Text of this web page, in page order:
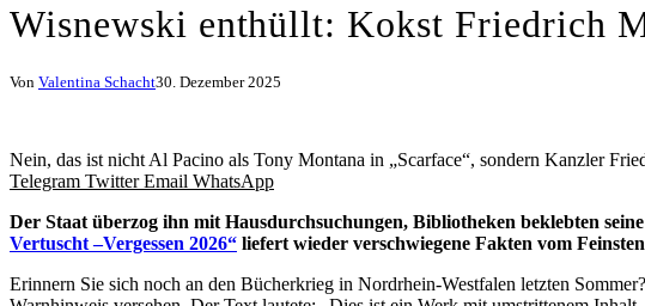
Wisnewski enthüllt: Kokst Friedrich
Von Valentina Schacht30. Dezember 2025
Nein, das ist nicht Al Pacino als Tony Montana in „Scarface“, sondern Kanzler
Telegram Twitter Email WhatsApp
Der Staat überzog ihn mit Hausdurchsuchungen, Bibliotheken beklebten
Vertuscht –Vergessen 2026“ liefert wieder verschwiegene Fakten vom
Erinnern Sie sich noch an den Bücherkrieg in Nordrhein-Westfalen letzten